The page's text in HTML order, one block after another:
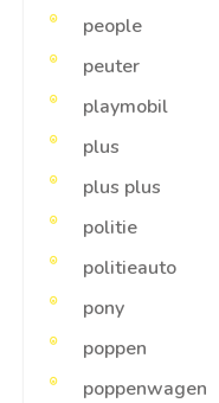
people
peuter
playmobil
plus
plus plus
politie
politieauto
pony
poppen
poppenwagen